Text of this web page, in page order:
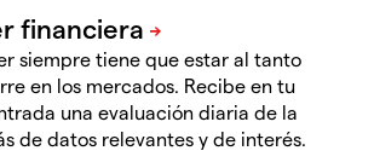
siempre tiene que estar al tanto
en los mercados. Recibe en tu
una evaluación diaria de la
de datos relevantes y de interés.